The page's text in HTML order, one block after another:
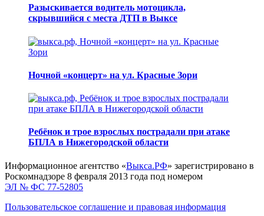
Разыскивается водитель мотоцикла,
скрывшийся с места ДТП в Выксе
Ночной «концерт» на ул. Красные Зори
Ребёнок и трое взрослых пострадали при атаке
БПЛА в Нижегородской области
Информационное агентство «Выкса.РФ» зарегистрировано в
Роскомнадзоре 8 февраля 2013 года под номером
ЭЛ № ФС 77-52805
Пользовательское соглашение и правовая информация